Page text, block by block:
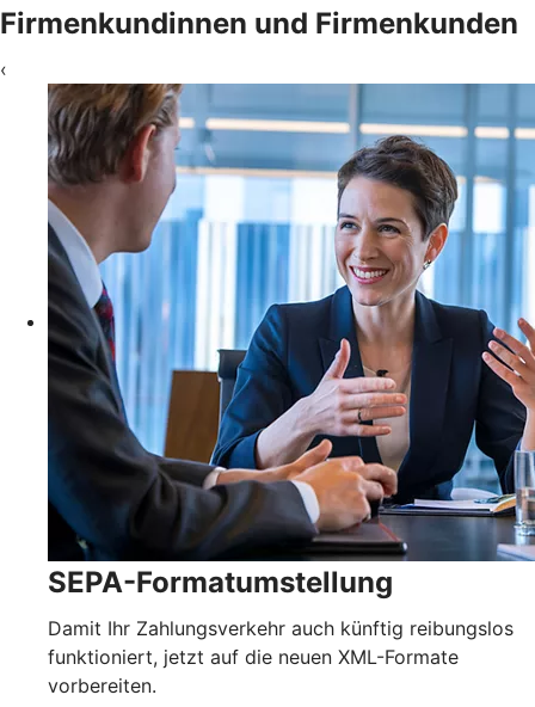
Firmenkundinnen und Firmenkunden
‹
SEPA-Formatumstellung
Damit Ihr Zahlungsverkehr auch künftig reibungslos
funktioniert, jetzt auf die neuen XML-Formate
vorbereiten.